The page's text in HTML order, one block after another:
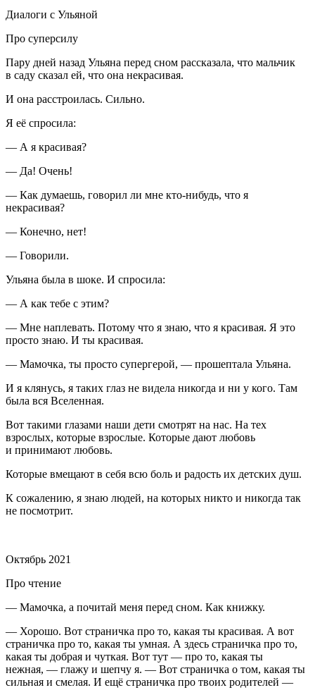
Диалоги с Ульяной
Про суперсилу
Пару дней назад Ульяна перед сном рассказала, что мальчик
в саду сказал ей, что она некрасивая.
И она расстроилась. Сильно.
Я её спросила:
— А я красивая?
— Да! Очень!
— Как думаешь, говорил ли мне кто-нибудь, что я
некрасивая?
— Конечно, нет!
— Говорили.
Ульяна была в шоке. И спросила:
— А как тебе с этим?
— Мне наплевать. Потому что я знаю, что я красивая. Я это
просто знаю. И ты красивая.
— Мамочка, ты просто супергерой, — прошептала Ульяна.
И я клянусь, я таких глаз не видела никогда и ни у кого. Там
была вся Вселенная.
Вот такими глазами наши дети смотрят на нас. На тех
взрослых, которые взрослые. Которые дают любовь
и принимают любовь.
Которые вмещают в себя всю боль и радость их детских душ.
К сожалению, я знаю людей, на которых никто и никогда так
не посмотрит.
Октябрь 2021
Про чтение
— Мамочка, а почитай меня перед сном. Как книжку.
— Хорошо. Вот страничка про то, какая ты красивая. А вот
страничка про то, какая ты умная. А здесь страничка про то,
какая ты добрая и чуткая. Вот тут — про то, какая ты
нежная, — глажу и шепчу я. — Вот страничка о том, какая ты
сильная и смелая. И ещё страничка про твоих родителей —